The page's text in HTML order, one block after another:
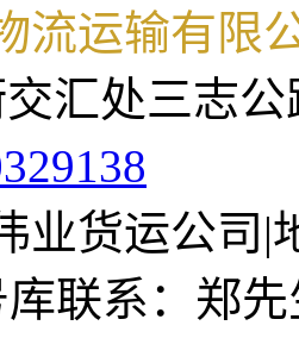
流运输有限
汇处三志公
业货运公司 |
库联系：郑先